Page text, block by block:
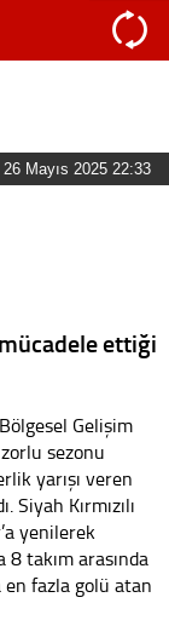
26 Mayıs 2025 22:33
ettiği
Gelişim
sezonu
yarışı veren
Siyah Kırmızılı
yenilerek
takım arasında
fazla golü atan